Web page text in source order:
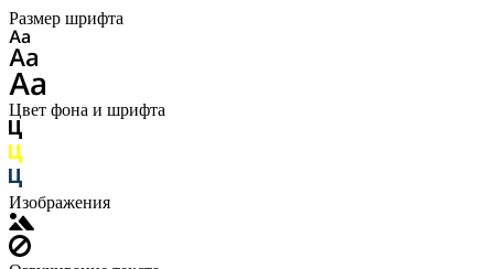
Размер шрифта
Цвет фона и шрифта
Изображения